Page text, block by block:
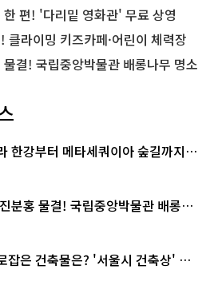
편! '다리밑 영화관' 무료 상영
클라이밍 키즈카페·어린이 체력장
결! 국립중앙박물관 배롱나무 명소
한강부터 메타세쿼이아 숲길까지…
분홍 물결! 국립중앙박물관 배롱나
잡은 건축물은? '서울시 건축상' 수